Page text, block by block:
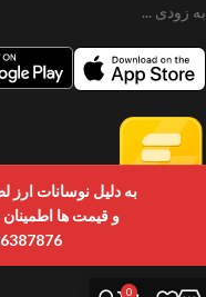
به دلیل نوسانات ارز
- 09331398380
به زودی ...
0